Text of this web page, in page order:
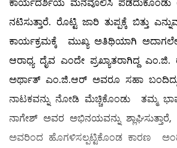
ಕಾರ್ಯದರ್ಶಿಯ ಮನವೊಲಿಸಿ ಪಡೆದುಕೊಂಡು
ನಟಿಸುತ್ತಾರೆ. ರೊಟ್ಟಿ ಜಾರಿ ತುಪ್ಪಕ್ಕೆ ಬಿತ್ತು
ಕಾರ್ಯಕ್ರಮಕ್ಕೆ ಮುಖ್ಯ ಅತಿಥಿಯಾಗಿ
ಆರಾಧ್ಯ ದೈವ ಎಂದೇ ಪ್ರಖ್ಯಾತರಾಗಿದ್ದ
ಅರ್ಥಾತ್ ಎಂ.ಜಿ.ಆರ್ ಅವರೂ ಸಹಾ
ನಾಟಕವನ್ನು ನೋಡಿ ಮೆಚ್ಚಿಕೊಂಡು ತಮ್ಮ
ನಾಗೇಶ್ ಅವರ ಅಭಿನಯವನ್ನು
ಅವರಿಂದ ಹೊಗಳಿಸಲ್ಪಟ್ಟಿಕೊಂಡ ಕಾರಣ